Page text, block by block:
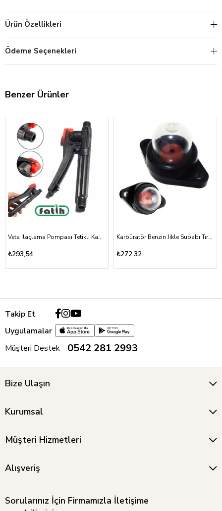
Ürün Özellikleri
Ödeme Seçenekleri
Benzer Ürünler
Veta İlaçlama Pompası Tetikli Kabze Akülü, Mekanik 16A, 16T
₺293,54
Karbüratör Benzin Jikle Subabı Tırpan ve Testere Vidalı Tip
₺272,32
Takip Et
Uygulamalar
Müşteri Destek
0542 281 2993
Bize Ulaşın
Kurumsal
Müşteri Hizmetleri
Alışveriş
Sorularınız İçin Firmamızla İletişime